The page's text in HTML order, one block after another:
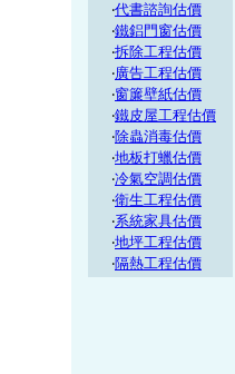
‧代書諮詢估價
‧鐵鋁門窗估價
‧拆除工程估價
‧廣告工程估價
‧窗簾壁紙估價
‧鐵皮屋工程估價
‧除蟲消毒估價
‧地板打蠟估價
‧冷氣空調估價
‧衛生工程估價
‧系統家具估價
‧地坪工程估價
‧隔熱工程估價